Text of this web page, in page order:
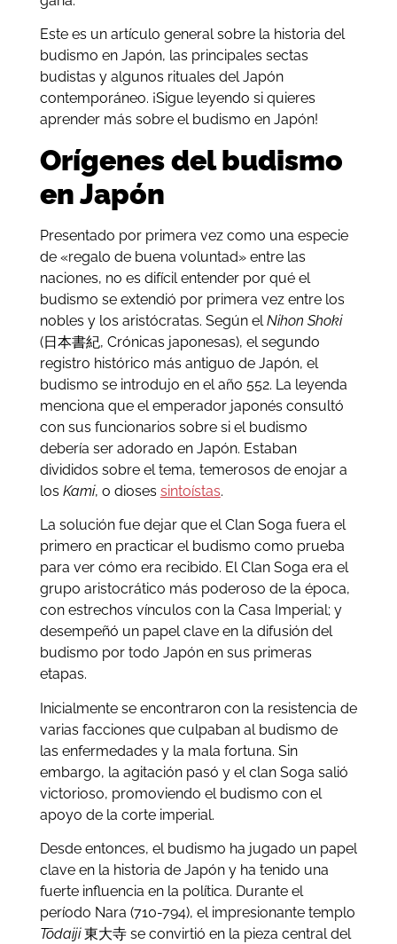
Este es un artículo general sobre la historia del
budismo en Japón, las principales sectas
budistas y algunos rituales del Japón
contemporáneo. ¡Sigue leyendo si quieres
aprender más sobre el budismo en Japón!
Orígenes del budismo
en Japón
Presentado por primera vez como una especie
de «regalo de buena voluntad» entre las
naciones, no es difícil entender por qué el
budismo se extendió por primera vez entre los
nobles y los aristócratas. Según elNihon Shoki
(日本書紀, Crónicas japonesas), el segundo
registro histórico más antiguo de Japón, el
budismo se introdujo en el año 552. La leyenda
menciona que el emperador japonés consultó
con sus funcionarios sobre si el budismo
debería ser adorado en Japón. Estaban
divididos sobre el tema, temerosos de enojar a
los Kami, o dioses sintoístas.
La solución fue dejar que el Clan Soga fuera el
primero en practicar el budismo como prueba
para ver cómo era recibido. El Clan Soga era el
grupo aristocrático más poderoso de la época,
con estrechos vínculos con la Casa Imperial; y
desempeñó un papel clave en la difusión del
budismo por todo Japón en sus primeras
etapas.
Inicialmente se encontraron con la resistencia de
varias facciones que culpaban al budismo de
las enfermedades y la mala fortuna. Sin
embargo, la agitación pasó y el clan Soga salió
victorioso, promoviendo el budismo con el
apoyo de la corte imperial.
Desde entonces, el budismo ha jugado un papel
clave en la historia de Japón y ha tenido una
fuerte influencia en la política. Durante el
período Nara (710-794), el impresionante templo
Tōdaiji東大寺 se convirtió en la pieza central del